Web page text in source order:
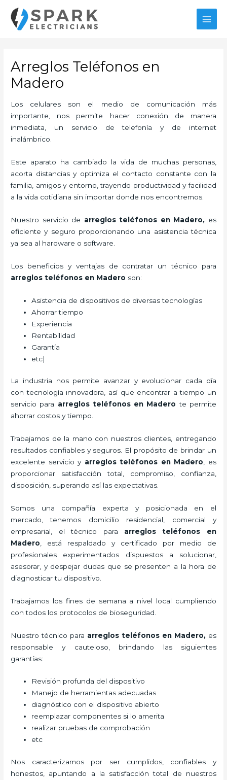
contenido
Arreglos Teléfonos en
Madero
Los celulares son el medio de comunicación más
importante, nos permite hacer conexión de manera
inmediata, un servicio de telefonía y de internet
inalámbrico.
Este aparato ha cambiado la vida de muchas personas,
acorta distancias y optimiza el contacto constante con la
familia, amigos y entorno, trayendo productividad y facilidad
a la vida cotidiana sin importar donde nos encontremos.
Nuestro servicio de arreglos teléfonos en Madero, es
eficiente y seguro proporcionando una asistencia técnica
ya sea al hardware o software.
Los beneficios y ventajas de contratar un técnico para
arreglos teléfonos en Madero son:
Asistencia de dispositivos de diversas tecnologías
Ahorrar tiempo
Experiencia
Rentabilidad
Garantía
etc|
La industria nos permite avanzar y evolucionar cada día
con tecnología innovadora, así que encontrar a tiempo un
servicio para arreglos teléfonosen Madero te permite
ahorrar costos y tiempo.
Trabajamos de la mano con nuestros clientes, entregando
resultados confiables y seguros. El propósito de brindar un
excelente servicio y arreglos teléfonos en Madero , es
proporcionar satisfacción total, compromiso, confianza,
disposición, superando así las expectativas.
Somos una compañía experta y posicionada en el
mercado, tenemos domicilio residencial, comercial y
empresarial, el técnico para arreglos teléfonos en
Madero , está respaldado y certificado por medio de
profesionales experimentados dispuestos a solucionar,
asesorar, y despejar dudas que se presenten a la hora de
diagnosticar tu dispositivo.
Trabajamos los fines de semana a nivel local cumpliendo
con todos los protocolos de bioseguridad.
Nuestro técnico para arreglos teléfonos en Madero, es
responsable y cauteloso, brindando las siguientes
garantías:
Revisión profunda del dispositivo
Manejo de herramientas adecuadas
diagnóstico con el dispositivo abierto
reemplazar componentes si lo amerita
realizar pruebas de comprobación
etc
Nos caracterizamos por ser cumplidos, confiables y
honestos, apuntando a la satisfacción total de nuestros